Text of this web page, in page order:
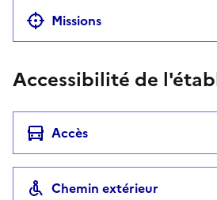
Missions
Accessibilité de
Accès
Chemin extérieur